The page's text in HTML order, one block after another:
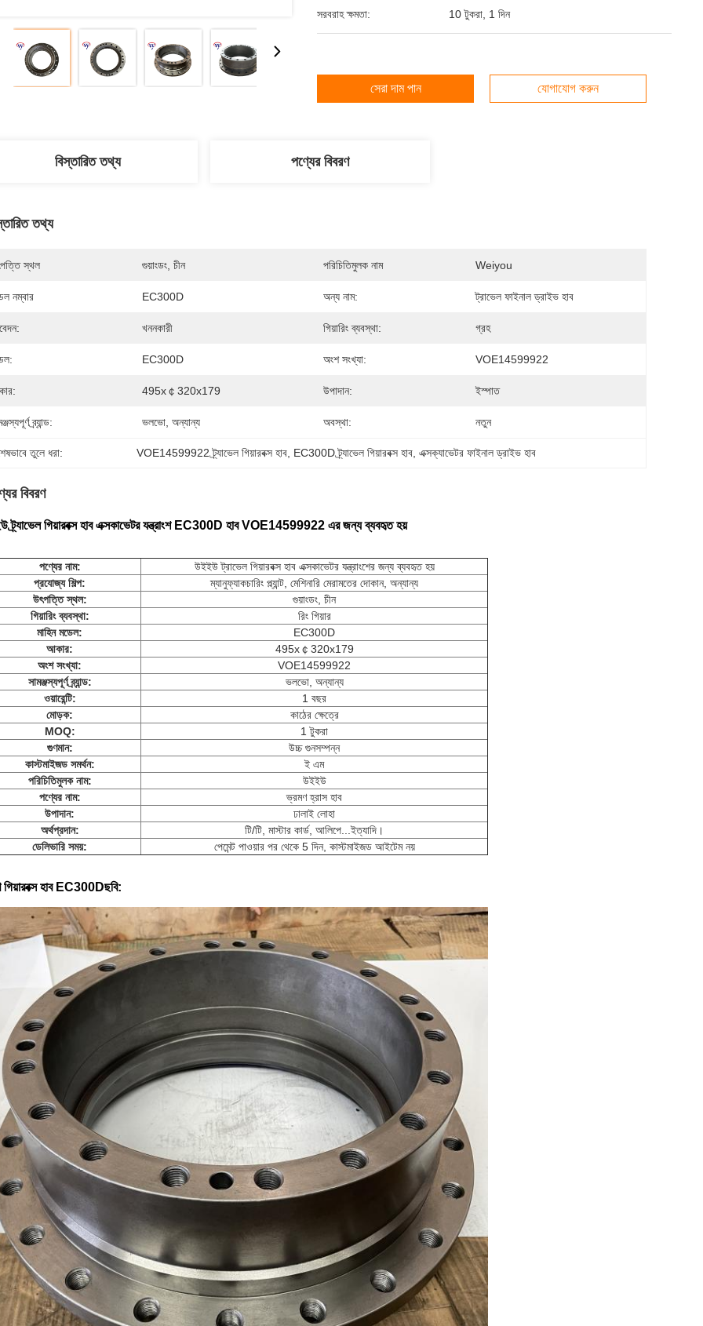
সরবরাহ ক্ষমতা: 10 টুকরা, 1 দিন
সেরা দাম পান যোগাযোগ করুন
বিস্তারিত তথ্য পণ্যের বিবরণ
তথ্য
স্থল গুয়াংডং, চীন পরিচিতিমুলক নাম Weiyou
নম্বার EC300D অন্য নাম: ট্রাভেল ফাইনাল ড্রাইভ হাব
খননকারী গিয়ারিং ব্যবস্থা: গ্রহ
EC300D অংশ সংখ্যা: VOE14599922
495x￠320x179 উপাদান: ইস্পাত
ব্র্যান্ড: ভলভো, অন্যান্য অবস্থা: নতুন
তুলে ধরা: VOE14599922 ট্র্যাভেল গিয়ারবক্স হাব EC300D ট্র্যাভেল গিয়ারবক্স হাব , এক্সক্যাভেটর ফাইনাল ড্রাইভ হাব
বিবরণ
ট্র্যাভেল গিয়ারবক্স হাব এক্সকাভেটর যন্ত্রাংশ EC300D হাব VOE14599922 এর জন্য ব্যবহৃত হয়
পণ্যের নাম: উইইউট্রাভেল গিয়ারবক্স হাব এক্সকাভেটর যন্ত্রাংশের জন্য ব্যবহৃত হয়
প্রযোজ্য শিল্প:
ম্যানুফ্যাকচারিং প্ল্যান্ট, মেশিনারি মেরামতের দোকান, অন্যান্য
উৎপত্তি স্থল:
গুয়াংডং, চীন
গিয়ারিং ব্যবস্থা:
রিং গিয়ার
মাহিন মডেল:
EC300D
আকার:
495x￠320x179
অংশ সংখ্যা:
VOE14599922
সামঞ্জস্যপূর্ণ ব্র্যান্ড:
ভলভো, অন্যান্য
ওয়ারেন্টি:
1 বছর
মোড়ক:
কাঠের ক্ষেত্রে
MOQ:
1 টুকরা
গুণমান:
উচ্চ গুনসম্পন্ন
কাস্টমাইজড সমর্থন:
ই এম
পরিচিতিমুলক নাম:
উইইউ
পণ্যের নাম:
ভ্রমণ হ্রাস হাব
উপাদান:
ঢালাই লোহা
অর্থপ্রদান:
টি/টি, মাস্টার কার্ড, আলিপে...ইত্যাদি।
ডেলিভারি সময়:
পেমেন্ট পাওয়ার পর থেকে 5 দিন, কাস্টমাইজড আইটেম নয়
হাব EC300Dছবি: